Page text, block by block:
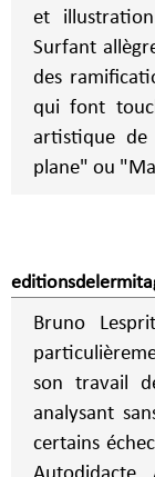
et
Surfant
des
qui font
artistique de
plane" ou
Bruno
son travail
analysant
certains